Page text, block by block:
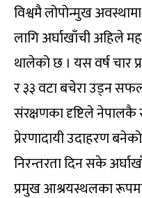
विश्वमै लोपोन्मुख
लागि अर्घाखाँची अहिले
थालेको छ । यस वर्ष चार
र ३३ वटा बचेरा उड्न
संरक्षणका दृष्टिले
प्रेरणादायी उदाहरण
निरन्तरता दिन सके
प्रमुख आश्रयस्थलका